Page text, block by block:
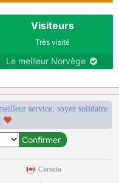
Visiteurs
Très visité
Le meilleur Norvège
service, soyez solidaire
Canada